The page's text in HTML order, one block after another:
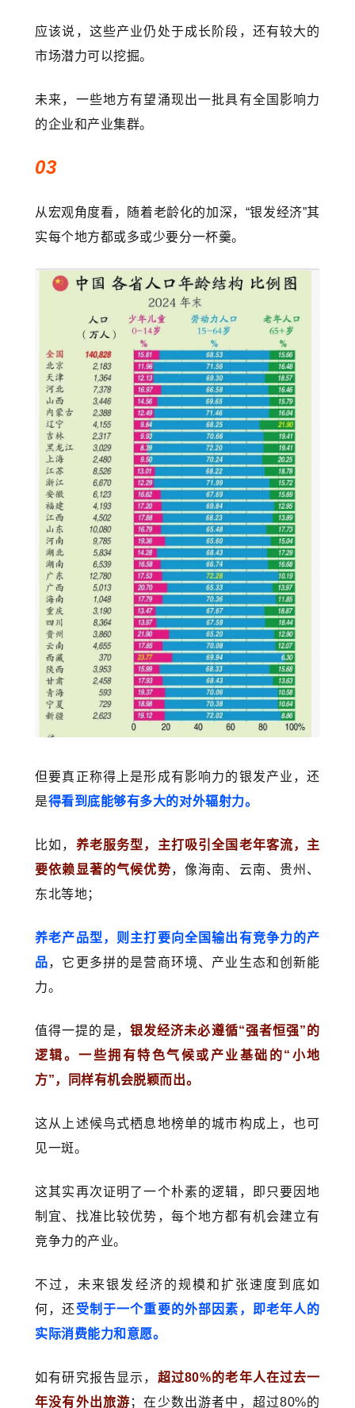
应该说，这些产业仍处于成长阶段，还有较大的
市场潜力可以挖掘。
未来，一些地方有望涌现出一批具有全国影响力
的企业和产业集群。
03
从宏观角度看，随着老龄化的加深，“银发经济”其
实每个地方都或多或少要分一杯羹。
但要真正称得上是形成有影响力的银发产业，还
是得看到底能够有多大的对外辐射力。
比如， 养老服务型，主打吸引全国老年客流，主
要依赖显著的气候优势，像海南、云南、贵州、
东北等地；
养老产品型，则主打要向全国输出有竞争力的产
品，它更多拼的是营商环境、产业生态和创新能
力。
值得一提的是， 银发经济未必遵循“强者恒强”的
逻辑。一些拥有特色气候或产业基础的“小地
方”，同样有机会脱颖而出。
这从上述候鸟式栖息地榜单的城市构成上，也可
见一斑。
这其实再次证明了一个朴素的逻辑，即只要因地
制宜、找准比较优势，每个地方都有机会建立有
竞争力的产业。
不过，未来银发经济的规模和扩张速度到底如
何，还 受制于一个重要的外部因素，即老年人的
实际消费能力和意愿。
如有研究报告显示， 超过80%的老年人在过去一
年没有外出旅游 ；在少数出游者中，超过80%的